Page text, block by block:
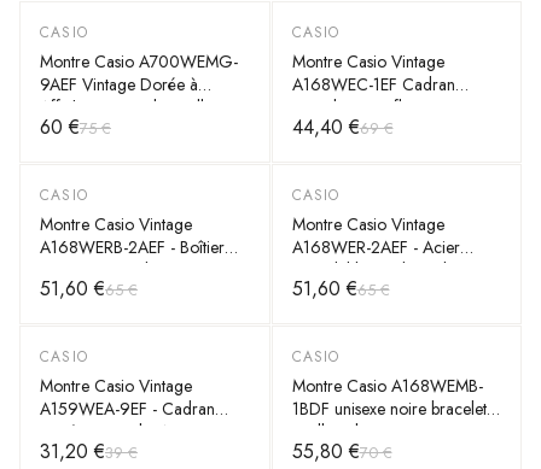
-20%
CASIO
Montre Casio A700WEMG-
9AEF Vintage Dorée à
Affichage Digital - maille
milanaise Unisexe
60 €75 €
-36%
CASIO
Montre Casio Vintage
A168WEC-1EF Cadran
Digital Camouflage Gris,
Bracelet Acier Unisexe
44,40 €69 €
-20%
CASIO
Montre Casio Vintage
A168WERB-2AEF - Boîtier
Anthracite, Cadran Turquoise
et Rose - Unisexe
51,60 €65 €
-20%
CASIO
Montre Casio Vintage
A168WER-2AEF - Acier
Inoxydable, Cadran Bleu
Digital - Unisexe
51,60 €65 €
-20%
CASIO
Montre Casio Vintage
A159WEA-9EF - Cadran
Doré & Bracelet Acier -
Unisexe
31,20 €39 €
-20%
CASIO
Montre Casio A168WEMB-
1BDF unisexe noire bracelet
maille milanaise
55,80 €70 €